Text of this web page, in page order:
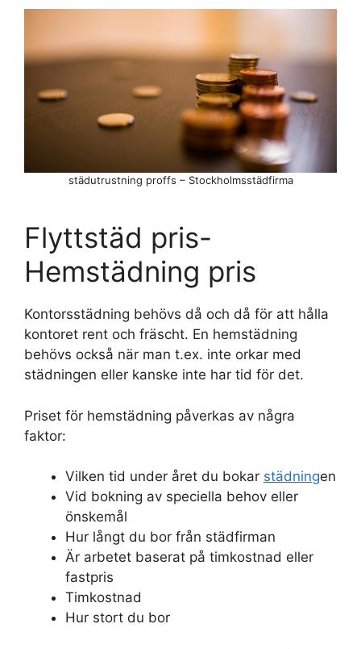
städutrustning proffs – Stockholmsstädfirma
Flyttstäd pris-
Hemstädning pris
Kontorsstädning behövs då och då för att hålla
kontoret rent och fräscht. En hemstädning
behövs också när man t.ex. inte orkar med
städningen eller kanske inte har tid för det.
Priset för hemstädning påverkas av några
faktor:
Vilken tid under året du bokar städningen
Vid bokning av speciella behov eller
önskemål
Hur långt du bor från städfirman
Är arbetet baserat på timkostnad eller
fastpris
Timkostnad
Hur stort du bor